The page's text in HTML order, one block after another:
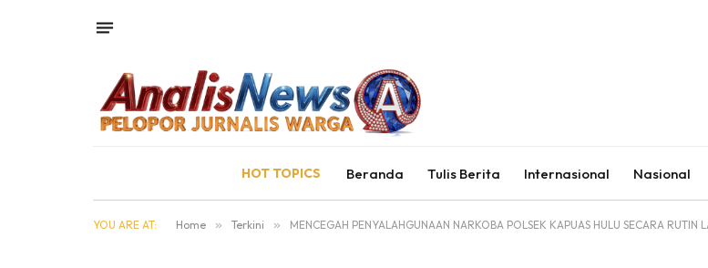
HOT TOPICS Beranda Tulis Berita Internasional Nasional
YOU ARE AT: Home » Terkini » MENCEGAH PENYALAHGUNAAN NARKOBA POLSEK KAPUAS HULU SECARA